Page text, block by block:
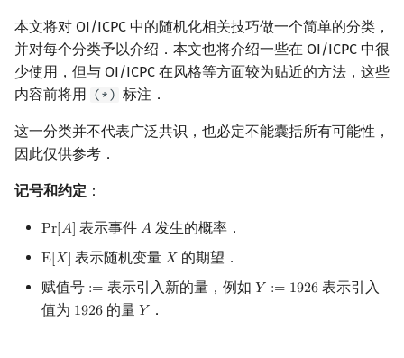
索
OI Wiki 不是什么
格式手册
F.A.Q.
镜像站列表
学习路线
学习资源
常见技巧
出题
Atom
Eclipse
Geany
CCR Plus
Lemon
命令行
命令行编译与调试
WSL (Windows 10)
Special Judge
Validator
Interactor
Polygon
运算
流程控制语句
bitset
string
C++ 进阶 重载运算符
引用
编译优化
C++ 与其他常用语言的区别
Python 速成
Java 速成
模拟
递归 & 分治
排序
插入排序
计数排序
桶排序
前缀和 & 差分
倍增
双向搜索
启发式搜索
迭代加深搜索
IDA*
Dancing Links
背包 DP
区间 DP
树形 DP
状压 DP
插头 DP
四边形不等式优化
Slope Trick 优化
字符串匹配
字符串哈希
前缀函数与 KMP 算法
Boyer–Moore 算法
Z 函数（扩展 KMP）
AC 自动机
格雷码
位操作
二进制集合操作
快速幂
置换和排列
弧度制与坐标系
复数
最大公约数
欧拉函数
模逆元
快速数论变换
快速沃尔什变换
常系数齐次线性递推
斐波那契数列
错位排列
Entringer Number
矩阵
初等变换
特征多项式
域论
Schreier–Sims 算法
随机变量的数字特征
概率不等式
非公平组合游戏
牛顿迭代法
链表
哈希表
堆
左偏树
块状数据结构
树分块
Sqrt Tree
单调队列
猫树
区间最值操作 & 区间历史
Kinetic Tournament Tree
WBLT
替罪羊树
左偏红黑树
可持久化平衡树
可持久化字典树
树状数组套权值线段树
分块套树状数组
Top Tree
DFS（图论）
BFS（图论）
树的重心
最近公共祖先
动态树分治
有向无环图
拓扑排序
最短路问题
同余最短路
生成树问题
圆方树
点/边连通度
费用流
上下界网络流
一般图最大匹配
一般图最大权匹配
距离
Pick 定理
凸包
扫描线
半平面交
莫队算法 树上莫队
回滚莫队
例：CodeChef SELEDGE
用随机元素命中目标集合
例：CSES 1685 New Flight
Routes
用随机化获得随机数据的性质
例：随机增量法
例：TopCoder
线段树与离线询问
本文将对 OI/ICPC 中的随机化相关技巧做一个简单的分类，
并对每个分类予以介绍．本文也将介绍一些在 OI/ICPC 中很
少使用，但与 OI/ICPC 在风格等方面较为贴近的方法，这些
内容前将用 (*) 标注．
这一分类并不代表广泛共识，也必定不能囊括所有可能性，
因此仅供参考．
记号和约定 ：
Pr[𝐴]
Pr[A] 表示事件𝐴
A 发生的概率．
E[𝑋]
E[X] 表示随机变量𝑋
X 的期望．
赋值号 :=
:= 表示引入新的量，例如 𝑌 := 1926
Y:=1926
表示引入
值为 1926
1926 的量 𝑌
Y ．